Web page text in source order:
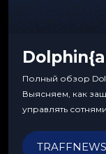
Полный обзор
Выясняем, как
управлять
эффективности.
TRAFFNEWS